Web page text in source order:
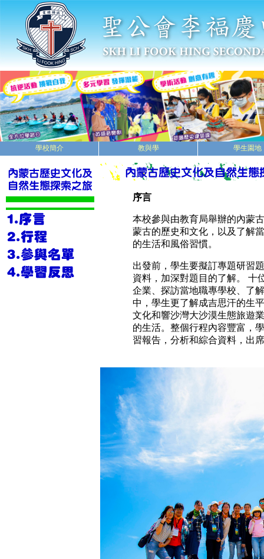
學校簡介 教與學 學生園地
序言
本校參與由教育局舉辦的內蒙
蒙古的歷史和文化，以及了解
的生活和風俗習慣。
出發前，學生要擬訂專題研習
資料，加深對題目的了解。 十
企業、探訪當地職專學校、了
中，學生更了解成吉思汗的生
文化和響沙灣大沙漠生態旅遊
的生活。整個行程內容豐富，
習報告，分析和綜合資料，出